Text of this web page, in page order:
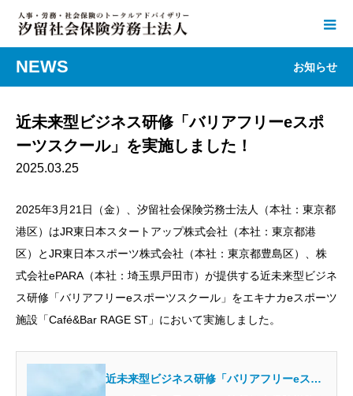
NEWS お知らせ
近未来型ビジネス研修「バリアフリーeスポ
ーツスクール」を実施しました！
2025.03.25
2025年3月21日（金）、汐留社会保険労務士法人（本社：東京都
港区）はJR東日本スタートアップ株式会社（本社：東京都港
区）とJR東日本スポーツ株式会社（本社：東京都豊島区）、株
式会社ePARA（本社：埼玉県戸田市）が提供する近未来型ビジネ
ス研修「バリアフリーeスポーツスクール」をエキナカeスポーツ
施設「Café&Bar RAGE ST」において実施しました。
近未来型ビジネス研修「バリアフリーeスポ